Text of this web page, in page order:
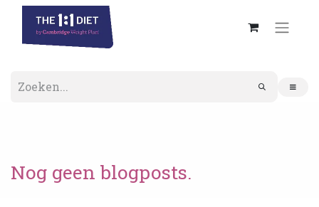
Nog geen blogposts.